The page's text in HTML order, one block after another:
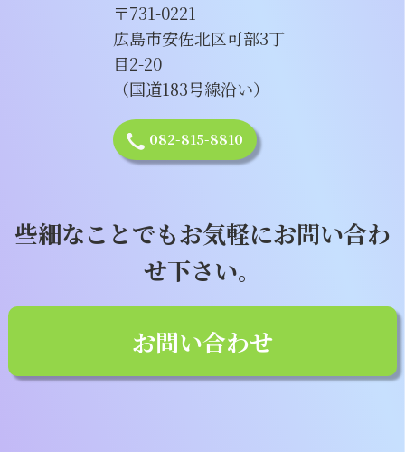
〒731-0221
広島市安佐北区可部3丁
目2-20
（国道183号線沿い）
082-815-8810
些細なことでもお気軽にお問い合わ
せ下さい。
お問い合わせ